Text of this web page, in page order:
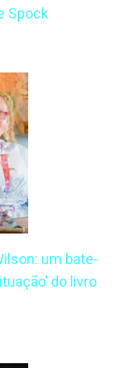
Spock
um bate-
do livro